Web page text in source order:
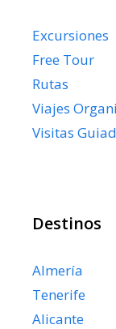
Excursiones
Free Tour
Rutas
Viajes
Visitas
Destinos
Almería
Tenerife
Alicante